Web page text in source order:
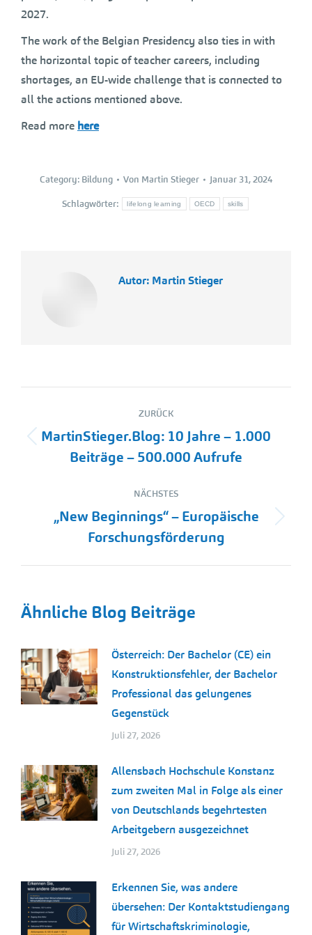
2027.
The work of the Belgian Presidency also ties in with
the horizontal topic of teacher careers, including
shortages, an EU-wide challenge that is connected to
all the actions mentioned above.
Read more here
Category: Bildung Von Martin Stieger Januar 31, 2024
Schlagwörter: lifelong learning OECD skills
Autor: Martin Stieger
Kommentarnavigation
ZURÜCK
Vorheriger
Beitrag:
MartinStieger.Blog: 10 Jahre – 1.000
Beiträge – 500.000 Aufrufe
NÄCHSTES
Nächster
Beitrag:
„New Beginnings“ – Europäische
Forschungsförderung
Ähnliche Blog Beiträge
Österreich: Der Bachelor (CE) ein
Konstruktionsfehler, der Bachelor
Professional das gelungenes
Gegenstück
Juli 27, 2026
Allensbach Hochschule Konstanz
zum zweiten Mal in Folge als einer
von Deutschlands begehrtesten
Arbeitgebern ausgezeichnet
Juli 27, 2026
Erkennen Sie, was andere
übersehen: Der Kontaktstudiengang
für Wirtschaftskriminologie,